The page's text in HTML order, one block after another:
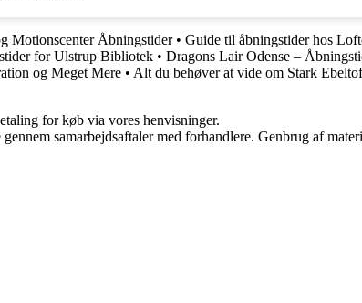
Motionscenter Åbningstider• Guide til åbningstider hos
for Ulstrup Bibliotek • Dragons Lair Odense –
og Meget Mere • Alt du behøver at vide om Stark
for køb via vores henvisninger.
samarbejdsaftaler med forhandlere. Genbrug af